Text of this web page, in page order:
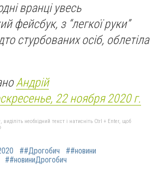
вранці увесь
фейсбук, з “легкої руки”
стурбованих осіб, облетіла
Андрій
22 ноября 2020 г.
необхідний текст і натисніть Ctrl + Enter, щоб
##Дрогобич
##новини
##новиниДрогобич